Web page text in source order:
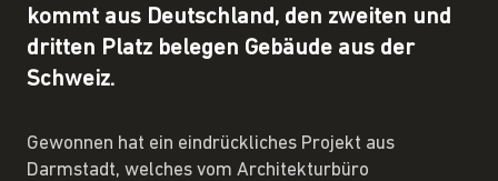
kommt aus Deutschland, den zweiten und
dritten Platz belegen Gebäude aus der
Schweiz.
Gewonnen hat ein eindrückliches Projekt aus
Darmstadt, welches vom Architekturbüro